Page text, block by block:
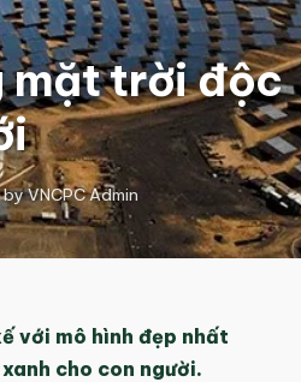
mặt trời độc
byVNCPC Admin
với mô hình đẹp nhất
cho con người.